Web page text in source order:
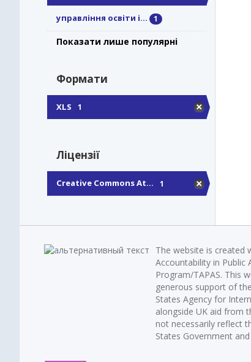
управління освіти і... 1
Показати лише популярні
Формати
XLS 1
Ліцензії
Creative Commons At... 1
The website is created
Accountability in Public
Program/TAPAS. This
generous support of
States Agency for
alongside UK aid from
not necessarily reflect
States Government